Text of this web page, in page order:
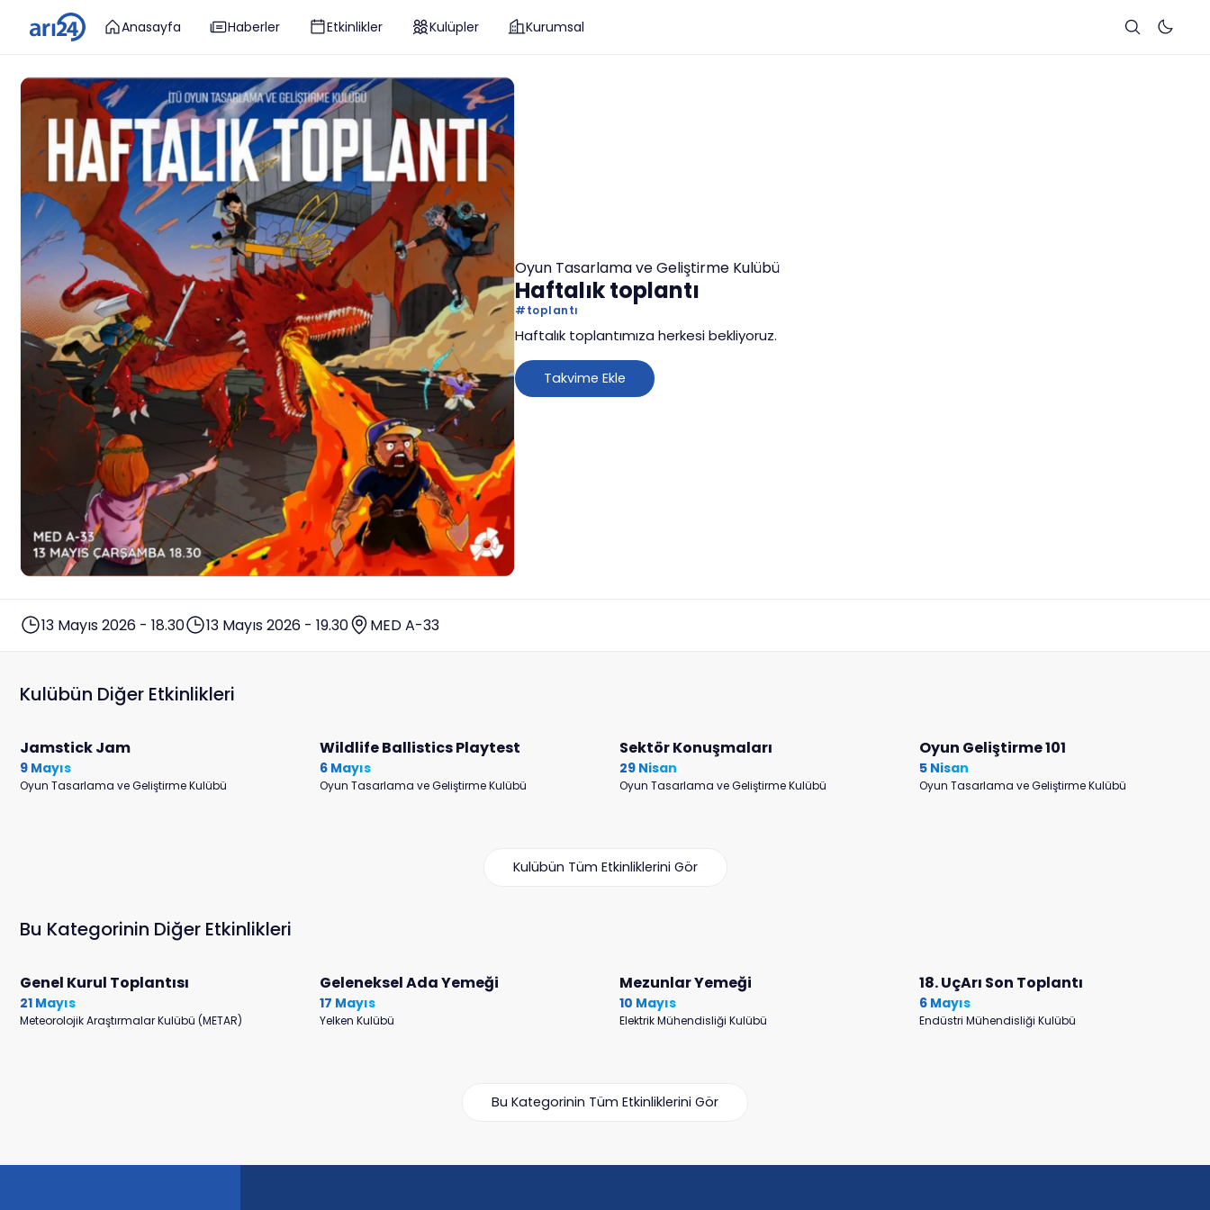
Anasayfa Haberler Etkinlikler Kulüpler Kurumsal
Oyun Tasarlama ve Geliştirme Kulübü
Haftalık toplantı
#toplantı
Haftalık toplantımıza herkesi bekliyoruz.
Takvime Ekle
13 Mayıs 2026 - 18.30 13 Mayıs 2026 - 19.30 MED A-33
Kulübün Diğer Etkinlikleri
Jamstick Jam
9 Mayıs
Oyun Tasarlama ve Geliştirme Kulübü
Wildlife Ballistics Playtest
6 Mayıs
Oyun Tasarlama ve Geliştirme Kulübü
Sektör Konuşmaları
29 Nisan
Oyun Tasarlama ve Geliştirme Kulübü
Oyun Geliştirme 101
5 Nisan
Oyun Tasarlama ve Geliştirme Kulübü
Kulübün Tüm Etkinliklerini Gör
Bu Kategorinin Diğer Etkinlikleri
Genel Kurul Toplantısı
21 Mayıs
Meteorolojik Araştırmalar Kulübü (METAR)
Geleneksel Ada Yemeği
17 Mayıs
Yelken Kulübü
Mezunlar Yemeği
10 Mayıs
Elektrik Mühendisliği Kulübü
18. UçArı Son Toplantı
6 Mayıs
Endüstri Mühendisliği Kulübü
Bu Kategorinin Tüm Etkinliklerini Gör